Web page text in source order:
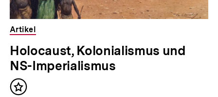
Artikel
Holocaust, Kolonialismus und
NS-Imperialismus
Inhalt